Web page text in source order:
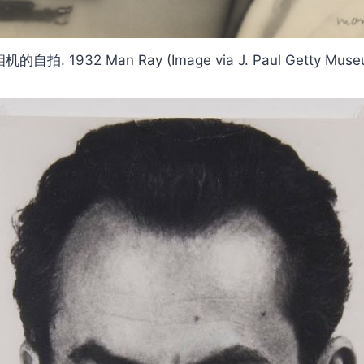
机的自拍. 1932 Man Ray (Image via J. Paul Getty